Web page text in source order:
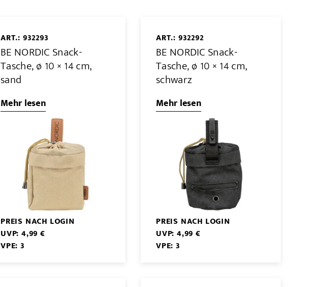
ART.: 932293
BE NORDIC Snack-
Tasche, ø 10 × 14 cm,
sand
Mehr lesen
PREIS NACH LOGIN
UVP: 4,99 €
VPE: 3
ART.: 932292
BE NORDIC Snack-
Tasche, ø 10 × 14 cm,
schwarz
Mehr lesen
PREIS NACH LOGIN
UVP: 4,99 €
VPE: 3